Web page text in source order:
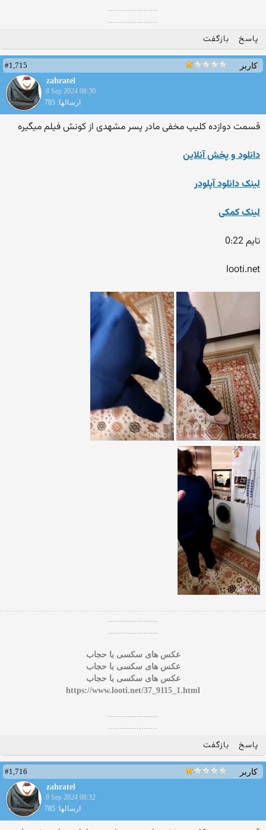
.....................
.....................
پاسخ بازگفت
کاربر
#1,715
zahratel
8 Sep 2024 08:30
ارسالها: 785
قسمت دوازده کلیپ مخفی مادر پسر مشهدی از کونش فیلم میگیره
دانلود و پخش آنلاین
لینک دانلود آپلودر
لینک کمکی
تایم 0:22
looti.net
.....................
.....................
عکس های سکسی با حجاب
عکس های سکسی با حجاب
عکس های سکسی با حجاب
https://www.looti.net/37_9115_1.html
.....................
.....................
پاسخ بازگفت
کاربر
#1,716
zahratel
8 Sep 2024 08:32
ارسالها: 785